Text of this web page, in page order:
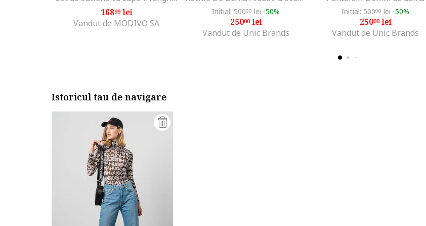
16899lei
Vandut de MODIVO SA
Initial: 50000 lei -50%
25000lei
Vandut de Unic Brands
Initial: 50000 lei -50%
25000lei
Vandut de Unic Brands
Istoricul tau de navigare